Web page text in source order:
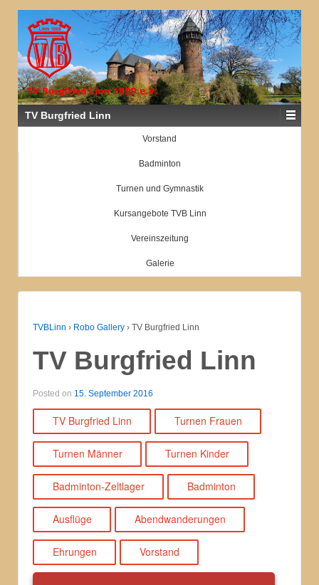
TV Burgfried Linn
Vorstand
Badminton
Turnen und Gymnastik
Kursangebote TVB Linn
Vereinszeitung
Galerie
TVBLinn › Robo Gallery › TV Burgfried Linn
TV Burgfried Linn
Posted on 15. September 2016
TV Burgfried Linn Turnen Frauen
Turnen Männer Turnen Kinder
Badminton-Zeltlager Badminton
Ausflüge Abendwanderungen
Ehrungen Vorstand